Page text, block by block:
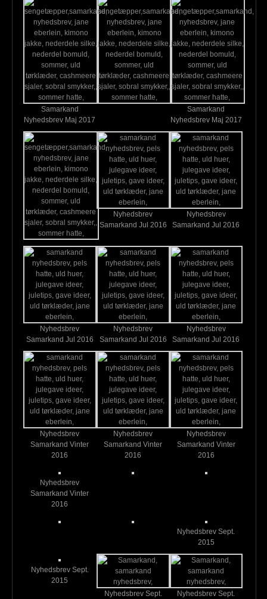
Samarkand
Nyhedsbrev Maj 2017
Samarkand
Nyhedsbrev Maj 2017
Nyhedsbrev
Samarkand Jul 2016
Nyhedsbrev
Samarkand Jul 2016
Nyhedsbrev
Samarkand Jul 2016
Nyhedsbrev
Samarkand Jul 2016
Nyhedsbrev
Samarkand Jul 2016
Nyhedsbrev
Samarkand Vinter
2016
Nyhedsbrev
Samarkand Vinter
2016
Nyhedsbrev
Samarkand Vinter
2016
Nyhedsbrev
Samarkand Vinter
2016
Nyhedsbrev Sept.
2015
Nyhedsbrev Sept.
2015
Nyhedsbrev Sept.
Nyhedsbrev Sept.